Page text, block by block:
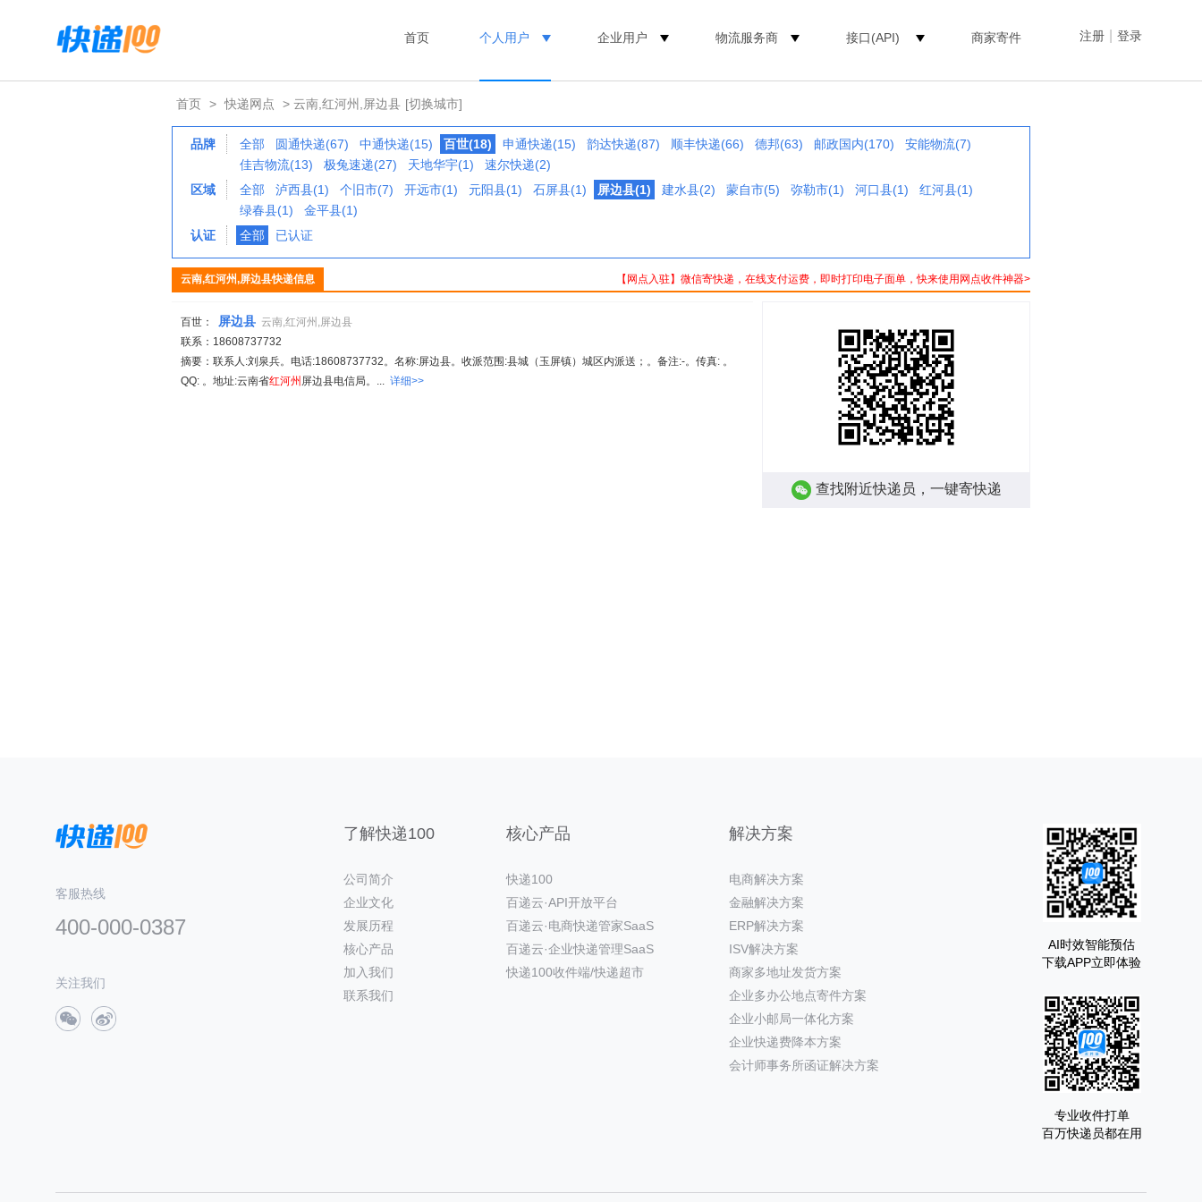
注册 登录
首页 个人用户 企业用户 物流服务商 接口(API) 商家寄件
首页 > 快递网点 > 云南,红河州,屏边县 [切换城市]
品牌 全部 圆通快递(67) 中通快递(15) 百世(18) 申通快递(15) 韵达快递(87) 顺丰快递(66) 德邦(63) 邮政国内(170)
安能物流(7)
佳吉物流(13)
极兔速递(27) 天地华宇(1)
速尔快递(2)
区域
全部 泸西县(1) 个旧市(7) 开远市(1) 元阳县(1) 石屏县(1) 屏边县(1) 建水县(2) 蒙自市(5) 弥勒市(1) 河口县(1)
红河县(1)
绿春县(1)
金平县(1)
认证
全部 已认证
【网点入驻】微信寄快递，在线支付运费，即时打印电子面单，快来使用网点收件神器>
云南,红河州,屏边县快递信息
百世： 屏边县 云南,红河州,屏边县
联系：18608737732
摘要：联系人:刘泉兵。电话:18608737732。名称:屏边县。收派范围:县城（玉屏镇）城区内派送；。备注:-。传真: 。
QQ: 。地址:云南省红河州 屏边县电信局。... 详细>>
查找附近快递员，一键寄快递
客服热线
400-000-0387
关注我们
了解快递100
公司简介
企业文化
发展历程
核心产品
加入我们
联系我们
核心产品
快递100
百递云·API开放平台
百递云·电商快递管家SaaS
百递云·企业快递管理SaaS
快递100收件端/快递超市
解决方案
电商解决方案
金融解决方案
ERP解决方案
ISV解决方案
商家多地址发货方案
企业多办公地点寄件方案
企业小邮局一体化方案
企业快递费降本方案
会计师事务所函证解决方案
AI时效智能预估
下载APP立即体验
专业收件打单
百万快递员都在用